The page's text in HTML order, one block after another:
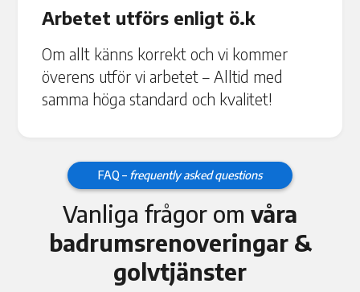
Arbetet utförs enligt ö.k
Om allt känns korrekt och vi kommer
överens utför vi arbetet – Alltid med
samma höga standard och kvalitet!
FAQ – frequently asked questions
Vanliga frågor om våra
badrumsrenoveringar &
golvtjänster